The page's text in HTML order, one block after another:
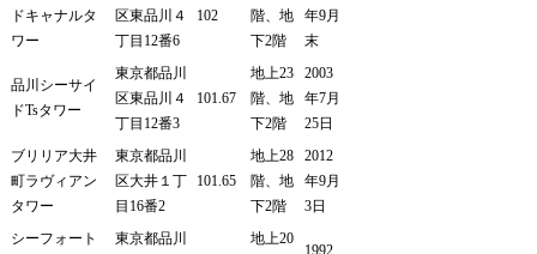
ドキャナルタ
ワー
区東品川４
丁目12番6
102
階、地
下2階
年9月
末
品川シーサイ
ドTsタワー
東京都品川
区東品川４
丁目12番3
101.67
地上23
階、地
下2階
2003
年7月
25日
ブリリア大井
町ラヴィアン
タワー
東京都品川
区大井１丁
目16番2
101.65
地上28
階、地
下2階
2012
年9月
3日
シーフォート
東京都品川
地上20
1992